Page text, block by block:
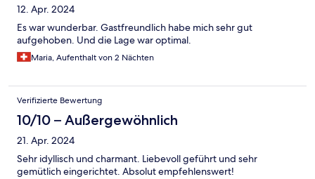
12. Apr. 2024
Es war wunderbar. Gastfreundlich habe mich sehr gut
aufgehoben. Und die Lage war optimal.
Maria, Aufenthalt von 2 Nächten
Verifizierte Bewertung
10/10 – Außergewöhnlich
21. Apr. 2024
Sehr idyllisch und charmant. Liebevoll geführt und sehr
gemütlich eingerichtet. Absolut empfehlenswert!